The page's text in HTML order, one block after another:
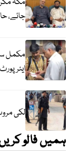
جائے،
مکمل
لکی
ہمیں فالو